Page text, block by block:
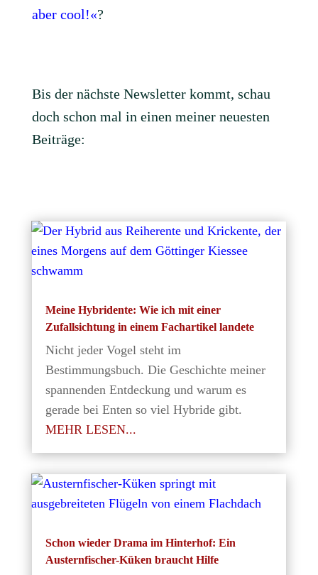
aber cool!«?
Bis der nächste Newsletter kommt, schau
doch schon mal in einen meiner neuesten
Beiträge:
Meine Hybridente: Wie ich mit einer
Zufallsichtung in einem Fachartikel landete
Nicht jeder Vogel steht im
Bestimmungsbuch. Die Geschichte meiner
spannenden Entdeckung und warum es
gerade bei Enten so viel Hybride gibt.
MEHR LESEN...
Schon wieder Drama im Hinterhof: Ein
Austernfischer-Küken braucht Hilfe